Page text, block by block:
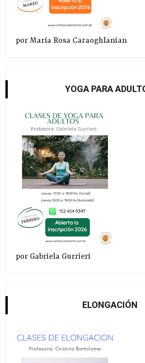
por María Rosa Caraoghlanian
YOGA PARA
por Gabriela Gurrieri
ELONGACIÓN